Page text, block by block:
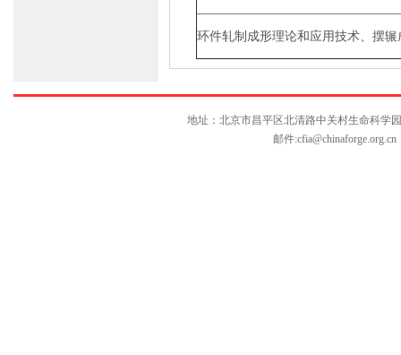
环件轧制成形理论和应用技术、摆
地址：北京市昌平区北清路中关村生命科学
邮件:cfia@chinaforge.org.cn